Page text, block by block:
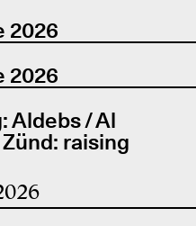
2026
2026
Aldebs / Al
raising